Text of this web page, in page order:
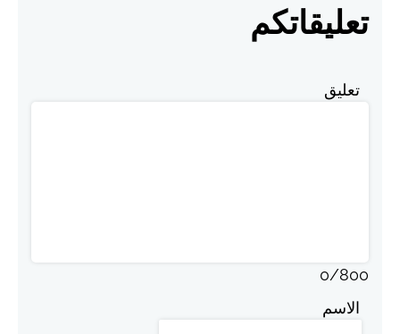
تعليقاتكم
تعليق
0/800
الاسم